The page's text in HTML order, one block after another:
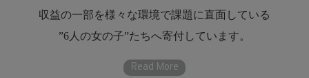
収益の一部を様々な環境で課題に直面している
”6人の女の子”たちへ寄付しています。